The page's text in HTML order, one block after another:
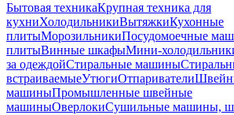
Бытовая техникаКрупная техника для
кухниХолодильникиВытяжкиКухонные
плитыМорозильникиПосудомоечные
плитыВинные шкафыМини-
за одеждойСтиральные машины
встраиваемыеУтюгиОтпариватели
машиныПромышленные швейные
машиныОверлокиСушильные машины,